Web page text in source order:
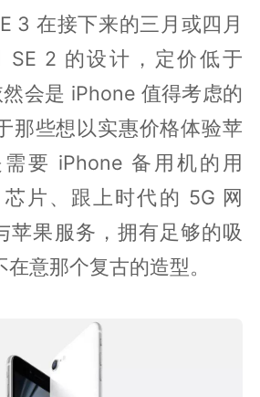
3 在接下来的三月或四月
SE 2 的设计，定价低于
会是 iPhone 值得考虑的
那些想以实惠价格体验苹
要 iPhone 备用机的用
片、跟上时代的 5G 网
苹果服务，拥有足够的吸
意那个复古的造型。